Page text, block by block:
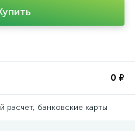
0 ₽
расчет, банковские карты